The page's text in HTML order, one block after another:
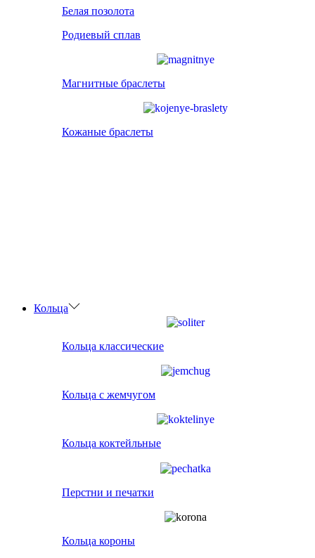
Белая позолота
Родиевый сплав
Магнитные браслеты
Кожаные браслеты
Кольца
Кольца классические
Кольца с жемчугом
Кольца коктейльные
Перстни и печатки
Кольца короны